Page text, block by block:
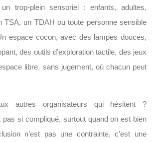
trop-plein sensoriel : enfants, adultes,
TSA, un TDAH ou toute personne sensible
espace cocon, avec des lampes douces,
des outils d’exploration tactile, des jeux
libre, sans jugement, où chacun peut
autres organisateurs qui hésitent ?
pas si compliqué, surtout quand on est bien
n’est pas une contrainte, c’est une